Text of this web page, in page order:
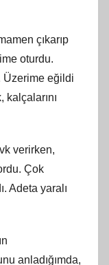
çıkarıp
oturdu.
Üzerime eğildi
kalçalarını
verirken,
Çok
Adeta yaralı
anladığımda,